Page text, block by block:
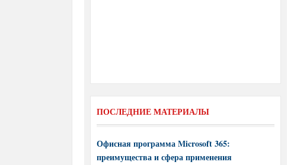
ПОСЛЕДНИЕ МАТЕРИАЛЫ
Офисная программа Microsoft 365:
преимущества и сфера применения